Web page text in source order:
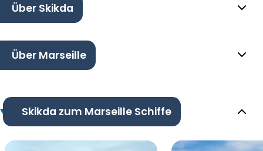
Über Skikda
Über Marseille
Skikda zum Marseille Schiffe